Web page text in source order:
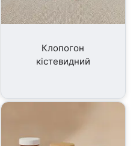
Клопогон
кістевидний